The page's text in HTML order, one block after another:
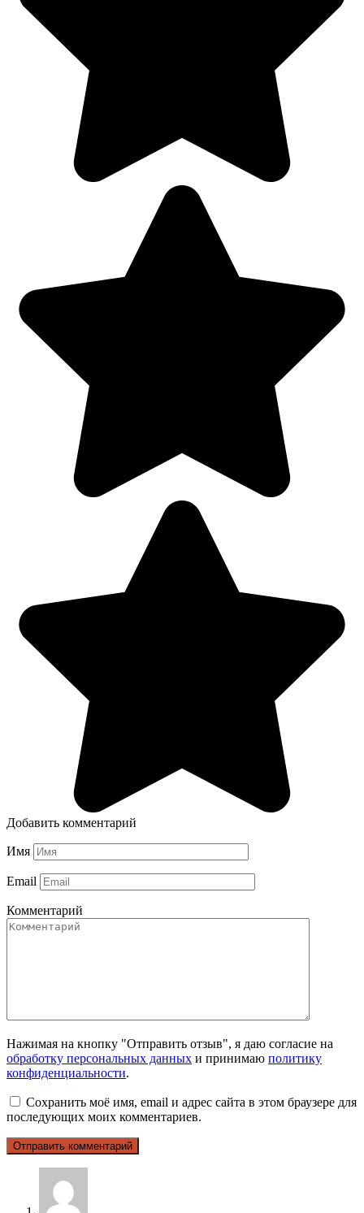
Добавить комментарий
Имя
Email
Комментарий
Нажимая на кнопку "Отправить отзыв", я даю согласие на
обработку персональных данных и принимаю политику
конфиденциальности.
Сохранить моё имя, email и адрес сайта в этом браузере для
последующих моих комментариев.